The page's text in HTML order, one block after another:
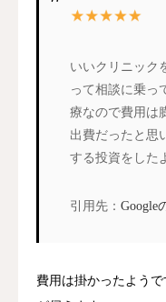
いいクリニック
って相談に乗っ
療なので費用は
出費だったと思
する投資をした
引用先： Google
費用は掛かったよう